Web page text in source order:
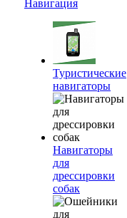
Навигация
Туристические
навигаторы
Навигаторы
для
дрессировки
собак